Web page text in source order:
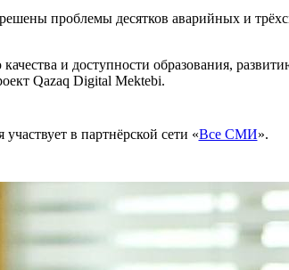
проблемы десятков аварийных и
и доступности образования,
Qazaq Digital Mektebi.
в партнёрской сети «Все СМИ».